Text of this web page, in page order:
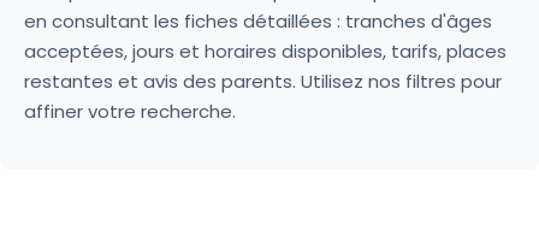
en consultant les fiches détaillées : tranches d'âges
acceptées, jours et horaires disponibles, tarifs, places
restantes et avis des parents. Utilisez nos filtres pour
affiner votre recherche.